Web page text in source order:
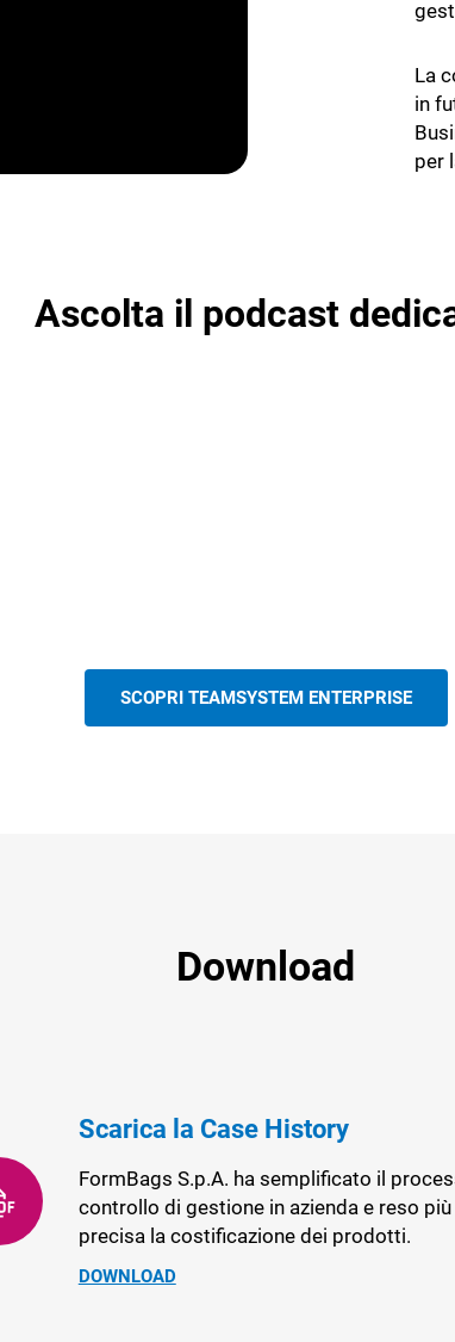
La
in
per
Ascolta il podcast
SCOPRI TEAMSYSTEM ENTERPRISE
Download
Scarica la Case History
FormBags S.p.A. ha semplificato il
controllo di gestione in azienda e reso
precisa la costificazione dei prodotti.
DOWNLOAD